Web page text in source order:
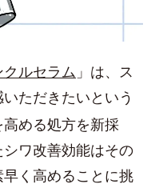
ルセラム 」は、ス
ただきたいという
高める処方を新採
ワ改善効能はその
く高めることに挑